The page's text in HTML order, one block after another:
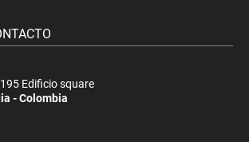
Edificio square
- Colombia